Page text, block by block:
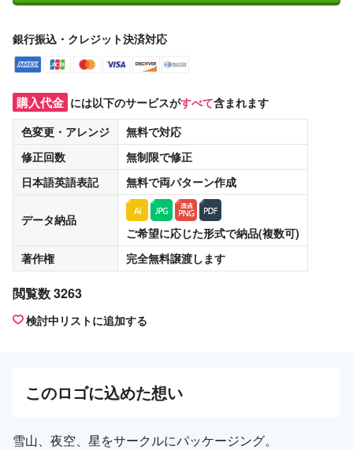
銀行振込・クレジット決済対応
購入代金 には以下のサービスがすべて含まれます
色変更・アレンジ
無料で対応
修正回数
無制限で修正
日本語英語表記
無料で両パターン作成
データ納品
ご希望に応じた形式で納品(複数可)
著作権
完全無料譲渡します
閲覧数 3263
検討中リストに追加する
このロゴに込めた想い
雪山、夜空、星をサークルにパッケージング。